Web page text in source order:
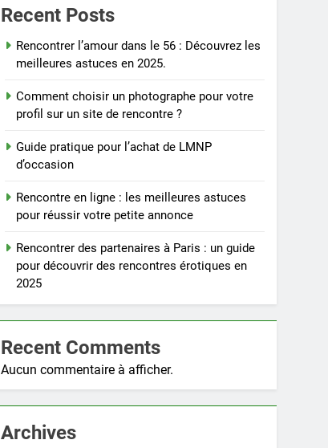
Recent Posts
Rencontrer l’amour dans le 56 : Découvrez les
meilleures astuces en 2025.
Comment choisir un photographe pour votre
profil sur un site de rencontre ?
Guide pratique pour l’achat de LMNP
d’occasion
Rencontre en ligne : les meilleures astuces
pour réussir votre petite annonce
Rencontrer des partenaires à Paris : un guide
pour découvrir des rencontres érotiques en
2025
Recent Comments
Aucun commentaire à afficher.
Archives